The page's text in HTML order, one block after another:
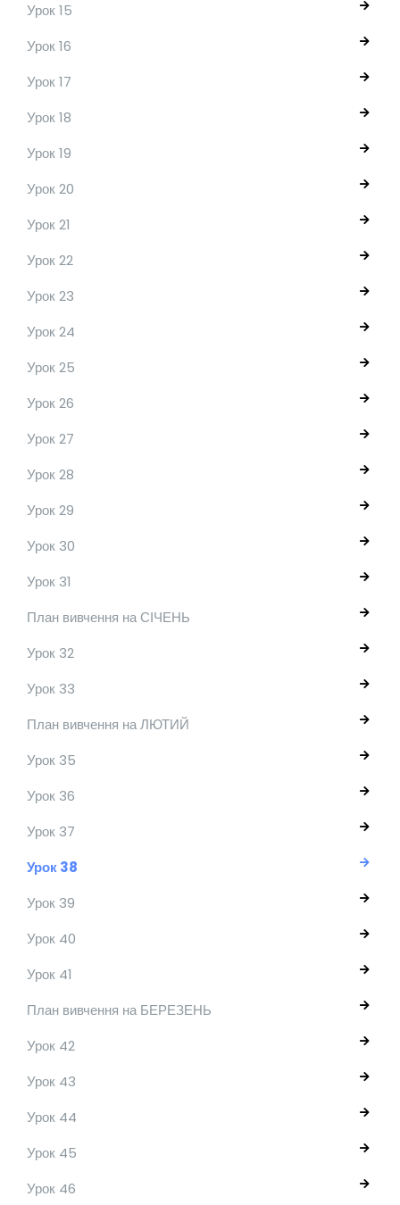
Урок 15
Урок 16
Урок 17
Урок 18
Урок 19
Урок 20
Урок 21
Урок 22
Урок 23
Урок 24
Урок 25
Урок 26
Урок 27
Урок 28
Урок 29
Урок 30
Урок 31
План вивчення на СІЧЕНЬ
Урок 32
Урок 33
План вивчення на ЛЮТИЙ
Урок 35
Урок 36
Урок 37
Урок 38
Урок 39
Урок 40
Урок 41
План вивчення на БЕРЕЗЕНЬ
Урок 42
Урок 43
Урок 44
Урок 45
Урок 46